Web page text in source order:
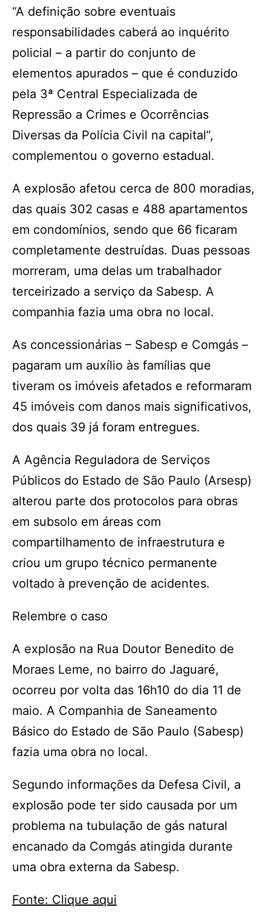
“A definição sobre eventuais
responsabilidades caberá ao inquérito
policial – a partir do conjunto de
elementos apurados – que é conduzido
pela 3ª Central Especializada de
Repressão a Crimes e Ocorrências
Diversas da Polícia Civil na capital”,
complementou o governo estadual.
A explosão afetou cerca de 800 moradias,
das quais 302 casas e 488 apartamentos
em condomínios, sendo que 66 ficaram
completamente destruídas. Duas pessoas
morreram, uma delas um trabalhador
terceirizado a serviço da Sabesp. A
companhia fazia uma obra no local.
As concessionárias – Sabesp e Comgás –
pagaram um auxílio às famílias que
tiveram os imóveis afetados e reformaram
45 imóveis com danos mais significativos,
dos quais 39 já foram entregues.
A Agência Reguladora de Serviços
Públicos do Estado de São Paulo (Arsesp)
alterou parte dos protocolos para obras
em subsolo em áreas com
compartilhamento de infraestrutura e
criou um grupo técnico permanente
voltado à prevenção de acidentes.
Relembre o caso
A explosão na Rua Doutor Benedito de
Moraes Leme, no bairro do Jaguaré,
ocorreu por volta das 16h10 do dia 11 de
maio. A Companhia de Saneamento
Básico do Estado de São Paulo (Sabesp)
fazia uma obra no local.
Segundo informações da Defesa Civil, a
explosão pode ter sido causada por um
problema na tubulação de gás natural
encanado da Comgás atingida durante
uma obra externa da Sabesp.
Fonte: Clique aqui